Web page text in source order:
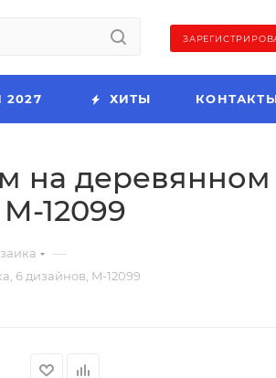
ХИТЫ
на
12099
—
6 дизайнов, M-12099